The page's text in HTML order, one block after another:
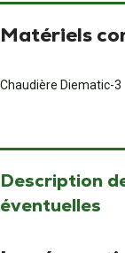
Matériels
Chaudière Diematic-3
Description
éventuelles